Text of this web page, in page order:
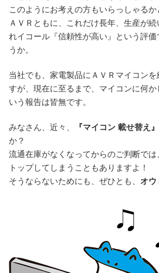
このようにお考えの方もいらっしゃるか
ＡＶＲともに、これだけ長年、生産が
れイコール『信頼性が高い』という評
うか。
当社でも、家電製品にＡＶＲマイコン
すが、現在に至るまで、マイコンに何
いう報告は皆無です。
みなさん、近々、 『マイコン 載せ替え』
か？
流通在庫がなくなってからのご判断で
トップしてしまうこともありますよ！
そうならないためにも、ぜひとも、 オウ